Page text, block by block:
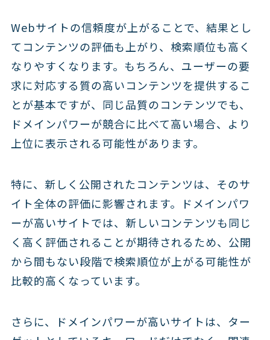
Webサイトの信頼度が上がることで、結果とし
てコンテンツの評価も上がり、検索順位も高く
なりやすくなります。もちろん、ユーザーの要
求に対応する質の高いコンテンツを提供するこ
とが基本ですが、同じ品質のコンテンツでも、
ドメインパワーが競合に比べて高い場合、より
上位に表示される可能性があります。
特に、新しく公開されたコンテンツは、そのサ
イト全体の評価に影響されます。ドメインパワ
ーが高いサイトでは、新しいコンテンツも同じ
く高く評価されることが期待されるため、公開
から間もない段階で検索順位が上がる可能性が
比較的高くなっています。
さらに、ドメインパワーが高いサイトは、ター